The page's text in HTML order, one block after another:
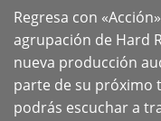
Regresa con
agrupación de Hard
nueva producción
parte de su próximo
podrás escuchar a